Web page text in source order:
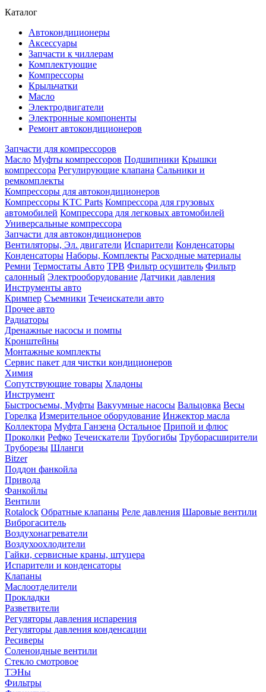
Каталог
Автокондиционеры
Аксессуары
Запчасти к чиллерам
Комплектующие
Компрессоры
Крыльчатки
Масло
Электродвигатели
Электронные компоненты
Ремонт автокондиционеров
Запчасти для компрессоров
Масло Муфты компрессоров Подшипники Крышки
компрессора Регулирующие клапана Сальники и
ремкомплекты
Компрессоры для автокондиционеров
Компрессоры KTC Parts Компрессора для грузовых
автомобилей Компрессора для легковых автомобилей
Универсальные компрессора
Запчасти для автокондиционеров
Вентиляторы, Эл. двигатели Испарители Конденсаторы
Конденсаторы Наборы, Комплекты Расходные материалы
Ремни Термостаты Авто ТРВ Фильтр осушитель Фильтр
салонный Электрооборудование Датчики давления
Инструменты авто
Кримпер Съемники Течеискатели авто
Прочее авто
Радиаторы
Дренажные насосы и помпы
Кронштейны
Монтажные комплекты
Сервис пакет для чистки кондиционеров
Химия
Сопутствующие товары Хладоны
Инструмент
Быстросъемы, Муфты Вакуумные насосы Вальцовка Весы
Горелка Измерительное оборудование Инжектор масла
Коллектора Муфта Ганзена Остальное Припой и флюс
Проколки Рефко Течеискатели Трубогибы Труборасширители
Труборезы Шланги
Bitzer
Поддон фанкойла
Привода
Фанкойлы
Вентили
Rotalock Обратные клапаны Реле давления Шаровые вентили
Виброгаситель
Воздухонагреватели
Воздухоохлодители
Гайки, сервисные краны, штуцера
Испарители и конденсаторы
Клапаны
Маслоотделители
Прокладки
Разветвители
Регуляторы давления испарения
Регуляторы давления конденсации
Ресиверы
Соленоидные вентили
Стекло смотровое
ТЭНы
Фильтры